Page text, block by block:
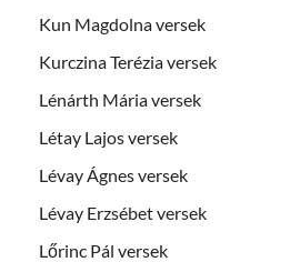
Kun Magdolna versek
Kurczina Terézia versek
Lénárth Mária versek
Létay Lajos versek
Lévay Ágnes versek
Lévay Erzsébet versek
Lőrinc Pál versek